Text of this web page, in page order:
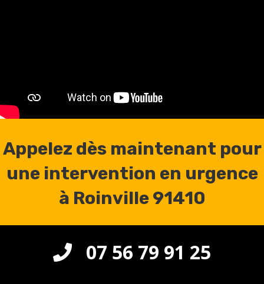
Appelez dès maintenant pour
une intervention en urgence
à Roinville 91410
CONTACT TÉLÉPHONIQUE CLIQUEZ ICI
07 56 79 91 25